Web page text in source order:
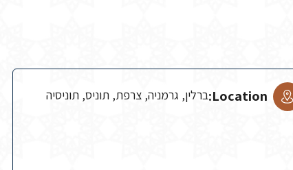
Location: ברלין, גרמניה, צרפת, תוניס, תוניסיה